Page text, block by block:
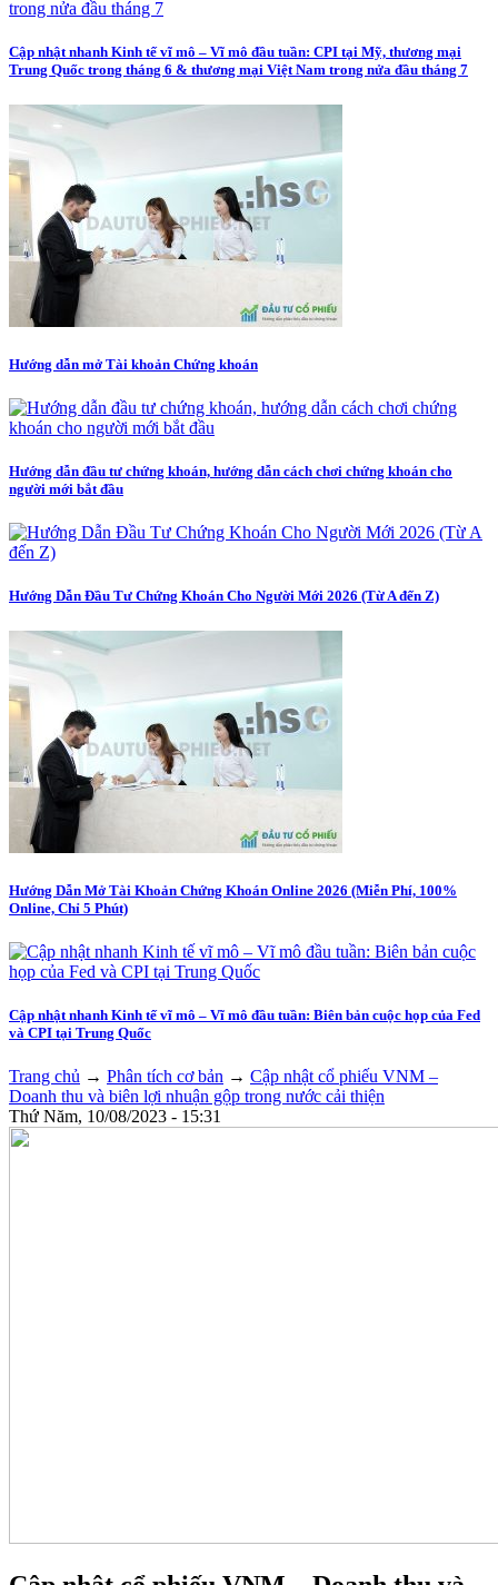
Cập nhật nhanh Kinh tế vĩ mô – Vĩ mô đầu tuần: CPI tại Mỹ, thương mại
Trung Quốc trong tháng 6 & thương mại Việt Nam trong nửa đầu tháng 7
Hướng dẫn mở Tài khoản Chứng khoán
Hướng dẫn đầu tư chứng khoán, hướng dẫn cách chơi chứng khoán cho
người mới bắt đầu
Hướng Dẫn Đầu Tư Chứng Khoán Cho Người Mới 2026 (Từ A đến Z)
Hướng Dẫn Mở Tài Khoản Chứng Khoán Online 2026 (Miễn Phí, 100%
Online, Chỉ 5 Phút)
Cập nhật nhanh Kinh tế vĩ mô – Vĩ mô đầu tuần: Biên bản cuộc họp của Fed
và CPI tại Trung Quốc
Trang chủ → Phân tích cơ bản → Cập nhật cổ phiếu VNM –
Doanh thu và biên lợi nhuận gộp trong nước cải thiện
Thứ Năm, 10/08/2023 - 15:31